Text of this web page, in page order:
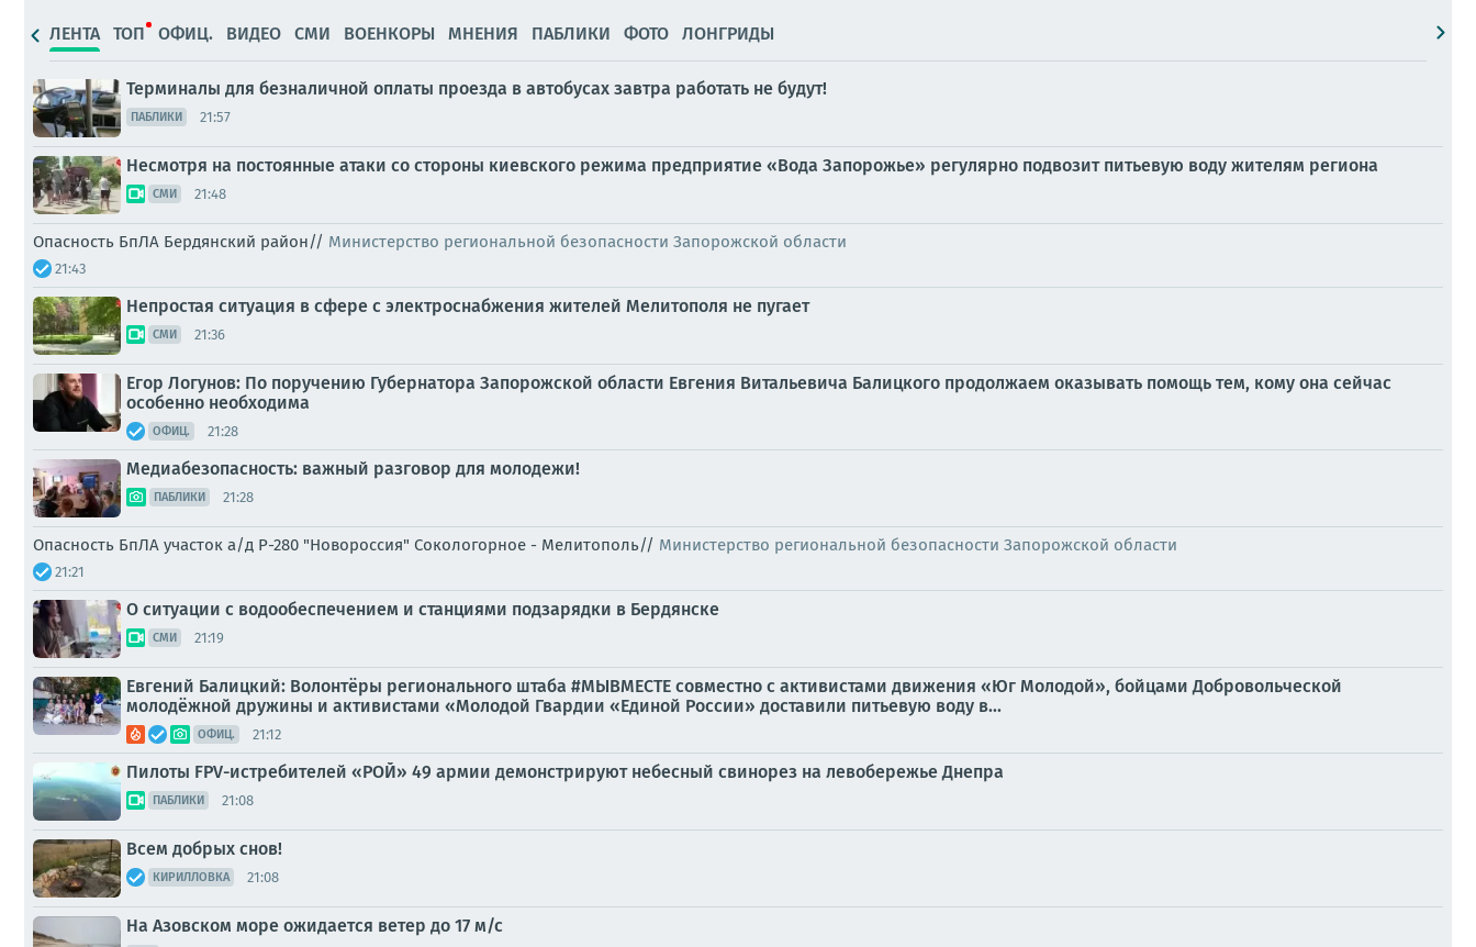
ЛЕНТА ТОП ОФИЦ. ВИДЕО СМИ ВОЕНКОРЫ МНЕНИЯ ПАБЛИКИ ФОТО ЛОНГРИДЫ
Терминалы для безналичной оплаты проезда в автобусах завтра работать не будут!
ПАБЛИКИ 21:57
Несмотря на постоянные атаки со стороны киевского режима предприятие «Вода Запорожье» регулярно подвозит питьевую воду жителям региона
СМИ 21:48
Опасность БпЛА Бердянский район// Министерство региональной безопасности Запорожской области
21:43
Непростая ситуация в сфере с электроснабжения жителей Мелитополя не пугает
СМИ 21:36
Егор Логунов: По поручению Губернатора Запорожской области Евгения Витальевича Балицкого продолжаем оказывать помощь тем, кому она сейчас
особенно необходима
ОФИЦ. 21:28
Медиабезопасность: важный разговор для молодежи!
ПАБЛИКИ 21:28
Опасность БпЛА участок а/д Р-280 "Новороссия" Сокологорное - Мелитополь// Министерство региональной безопасности Запорожской области
21:21
О ситуации с водообеспечением и станциями подзарядки в Бердянске
СМИ 21:19
Евгений Балицкий: Волонтёры регионального штаба #МЫВМЕСТЕ совместно с активистами движения «Юг Молодой», бойцами Добровольческой
молодёжной дружины и активистами «Молодой Гвардии «Единой России» доставили питьевую воду в...
ОФИЦ. 21:12
Пилоты FPV-истребителей «РОЙ» 49 армии демонстрируют небесный свинорез на левобережье Днепра
ПАБЛИКИ 21:08
Всем добрых снов!
КИРИЛЛОВКА 21:08
На Азовском море ожидается ветер до 17 м/с